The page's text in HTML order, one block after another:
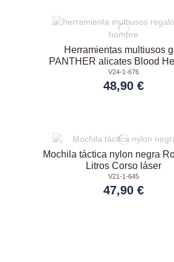
Herramientas multiusos
PANTHER alicates Blood
V24-1-676
48,90 €
Mochila táctica nylon negra
Litros Corso láser
V21-1-645
47,90 €